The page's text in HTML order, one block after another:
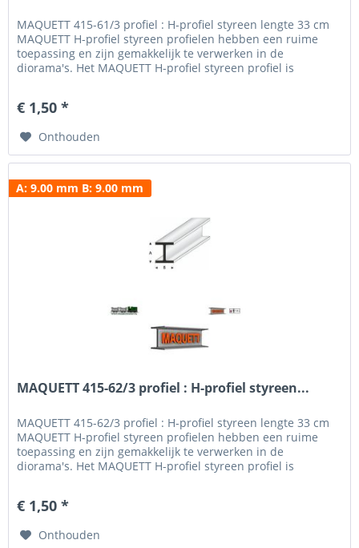
MAQUETT 415-61/3 profiel : H-profiel styreen lengte 33 cm
MAQUETT H-profiel styreen profielen hebben een ruime
toepassing en zijn gemakkelijk te verwerken in de
diorama's. Het MAQUETT H-profiel styreen profiel is
en weatheren hebben wij een uitgebreid programma verf...
€ 1,50 *
Onthouden
A: 9.00 mm B: 9.00 mm
MAQUETT 415-62/3 profiel : H-profiel styreen...
MAQUETT 415-62/3 profiel : H-profiel styreen lengte 33 cm
MAQUETT H-profiel styreen profielen hebben een ruime
toepassing en zijn gemakkelijk te verwerken in de
diorama's. Het MAQUETT H-profiel styreen profiel is
en weatheren hebben wij een uitgebreid programma verf...
€ 1,50 *
Onthouden